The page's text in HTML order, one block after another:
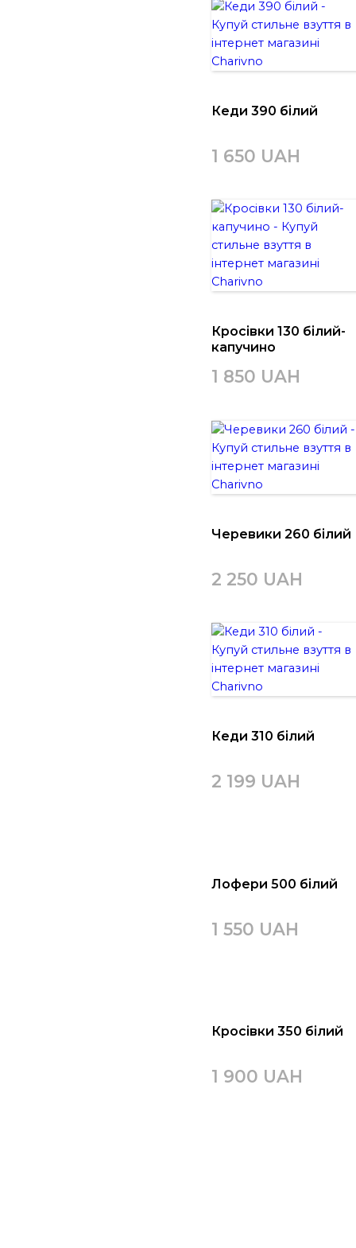
Кеди 390 білий
1 650 UAH
Кросівки 130 білий-
капучино
1 850 UAH
Черевики 260 білий
2 250 UAH
Кеди 310 білий
2 199 UAH
Лофери 500 білий
1 550 UAH
Кросівки 350 білий
1 900 UAH